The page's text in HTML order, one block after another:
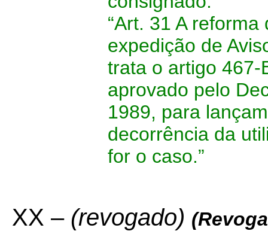
“Art. 31 A
expedição de
trata o artigo 467-
aprovado pelo
1989, para
decorrência da
for o caso.”
XX – (revogado)